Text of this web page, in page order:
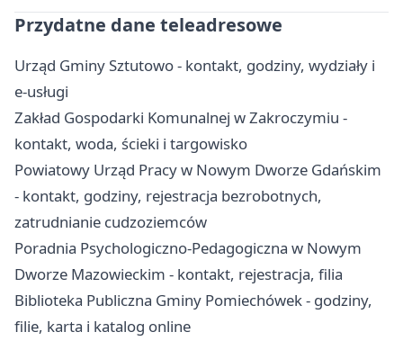
Przydatne dane teleadresowe
Urząd Gminy Sztutowo - kontakt, godziny, wydziały i
e-usługi
Zakład Gospodarki Komunalnej w Zakroczymiu -
kontakt, woda, ścieki i targowisko
Powiatowy Urząd Pracy w Nowym Dworze Gdańskim
- kontakt, godziny, rejestracja bezrobotnych,
zatrudnianie cudzoziemców
Poradnia Psychologiczno-Pedagogiczna w Nowym
Dworze Mazowieckim - kontakt, rejestracja, filia
Biblioteka Publiczna Gminy Pomiechówek - godziny,
filie, karta i katalog online